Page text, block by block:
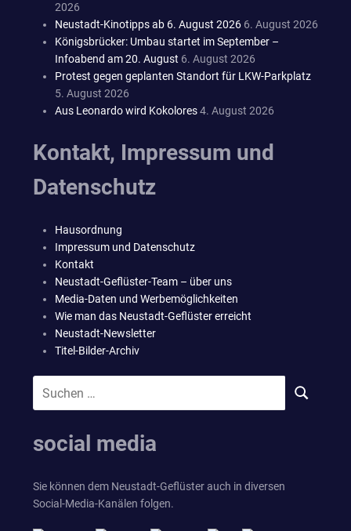
2026
Neustadt-Kinotipps ab 6. August 2026 6. August 2026
Königsbrücker: Umbau startet im September –
Infoabend am 20. August 6. August 2026
Protest gegen geplanten Standort für LKW-Parkplatz
5. August 2026
Aus Leonardo wird Kokolores4. August 2026
Kontakt, Impressum und
Datenschutz
Hausordnung
Impressum und Datenschutz
Kontakt
Neustadt-Geflüster-Team – über uns
Media-Daten und Werbemöglichkeiten
Wie man das Neustadt-Geflüster erreicht
Neustadt-Newsletter
Titel-Bilder-Archiv
nach:
SUCHEN
social media
Sie können dem Neustadt-Geflüster auch in diversen
Social-Media-Kanälen folgen.